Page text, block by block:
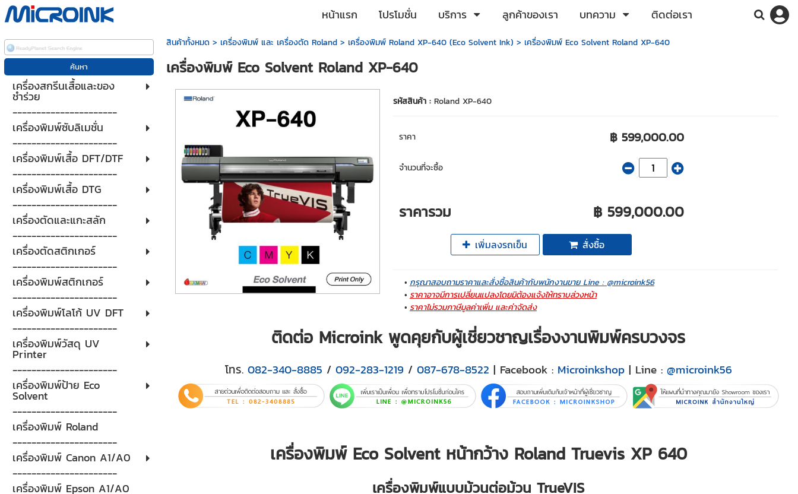
หน้าแรก โปรโมชั่น บริการ ลูกค้าของเรา บทความ ติดต่อเรา
เครื่องสกรีนเสื้อและของ
ชำร่วย
----------------------
เครื่องพิมพ์ซับลิเมชั่น
----------------------
เครื่องพิมพ์เสื้อ DFT/DTF
----------------------
เครื่องพิมพ์เสื้อ DTG
----------------------
เครื่องตัดและแกะสลัก
----------------------
เครื่องตัดสติกเกอร์
----------------------
เครื่องพิมพ์สติกเกอร์
----------------------
เครื่องพิมพ์โลโก้ UV DFT
----------------------
เครื่องพิมพ์วัสดุ UV
Printer
----------------------
เครื่องพิมพ์ป้าย Eco
Solvent
----------------------
เครื่องพิมพ์ Roland
----------------------
เครื่องพิมพ์ Canon A1/A0
----------------------
เครื่องพิมพ์ Epson A1/A0
สินค้าทั้งหมด> เครื่องพิมพ์ และ เครื่องตัด Roland> เครื่องพิมพ์ Roland XP-640 (Eco Solvent Ink) > เครื่องพิมพ์ Eco Solvent Roland XP-640
เครื่องพิมพ์ Eco Solvent Roland XP-640
รหัสสินค้า : Roland XP-640
ราคา ฿ 599,000.00
จำนวนที่จะซื้อ
ราคารวม ฿ 599,000.00
เพิ่มลงรถเข็น สั่งซื้อ
กรุณาสอบถามราคาและสั่งซื้อสินค้ากับพนักงานขาย Line : @microink56
ราคาอาจมีการเปลี่ยนแปลงโดยมิต้องแจ้งให้ทราบล่วงหน้า
ราคาไม่รวมภาษีมูลค่าเพิ่ม และค่าจัดส่ง
ติดต่อ Microink พูดคุยกับผู้เชี่ยวชาญเรื่องงานพิมพ์ครบวงจร
โทร. 082-340-8885 / 092-283-1219 / 087-678-8522 | Facebook : Microinkshop| Line : @microink56
เครื่องพิมพ์ Eco Solvent หน้ากว้าง Roland Truevis XP 640
เครื่องพิมพ์แบบม้วนต่อม้วน TrueVIS